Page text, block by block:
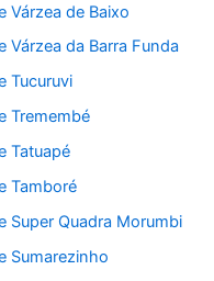
Várzea de Baixo
da Barra Funda
Tucuruvi
Tremembé
Tatuapé
Tamboré
Super Quadra Morumbi
Sumarezinho